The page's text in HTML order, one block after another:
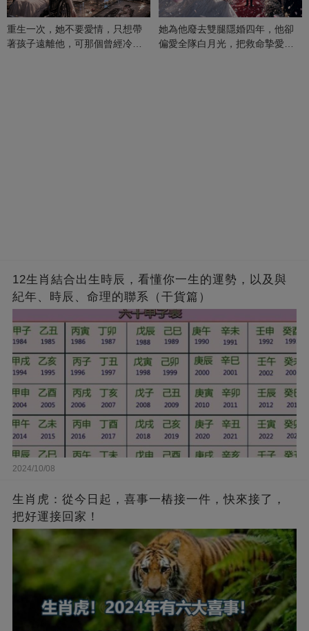
重生一次，她不要愛情，只想帶
著孩子遠離他，可那個曾經冷漠
她為他廢去雙腿隱婚四年，他卻
偏愛全隊白月光，把救命摯愛當
12生肖結合出生時辰，看懂你一生的運勢，以及與
紀年、時辰、命理的聯系（干貨篇）
2024/10/08
生肖虎：從今日起，喜事一樁接一件，快來接了，
把好運接回家！